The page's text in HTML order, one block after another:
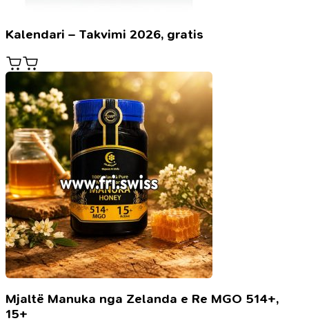
Kalendari – Takvimi 2026, gratis
Mjaltë Manuka nga Zelanda e Re MGO 514+,
15+